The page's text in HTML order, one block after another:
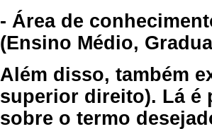
- Área de
(Ensino Médio,
Além disso, também
superior direito). Lá é
sobre o termo